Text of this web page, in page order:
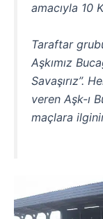
amacıyla 10
Taraftar
Aşkımız
Savaşırız”.
veren Aşk-ı
maçlara